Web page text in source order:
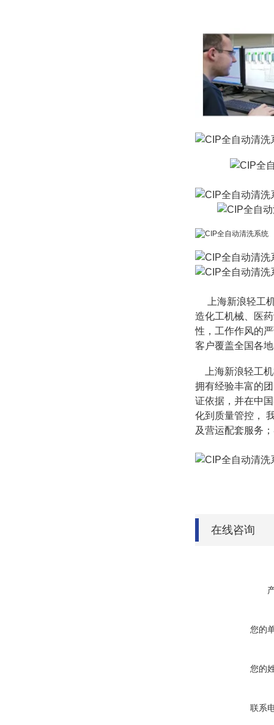
上海新浪轻工机
造化工机械、医
性，工作作风的
客户覆盖全国各
上海新浪轻工
拥有经验丰富的
证依据，并在中
化到质量管控，
及营运配套服务
在线咨询
您的
您的
联系